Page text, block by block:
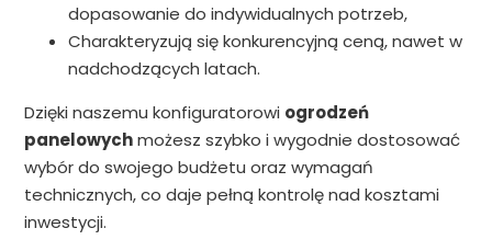
dopasowanie do indywidualnych potrzeb,
Charakteryzują się konkurencyjną ceną, nawet w
nadchodzących latach.
Dzięki naszemu konfiguratorowi ogrodzeń
panelowychmożesz szybko i wygodnie dostosować
wybór do swojego budżetu oraz wymagań
technicznych, co daje pełną kontrolę nad kosztami
inwestycji.